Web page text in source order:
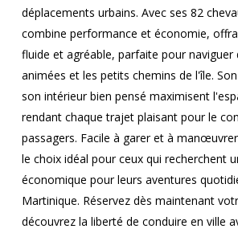
déplacements urbains. Avec ses 82
combine performance et économie,
fluide et agréable, parfaite pour naviguer
animées et les petits chemins de l'île.
son intérieur bien pensé maximisent
rendant chaque trajet plaisant pour le
passagers. Facile à garer et à
le choix idéal pour ceux qui recherchent
économique pour leurs aventures
Martinique. Réservez dès maintenant
découvrez la liberté de conduire en ville